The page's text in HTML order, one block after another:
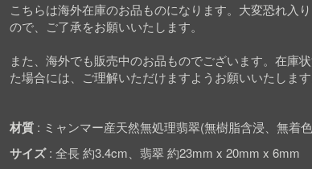
こちらは海外在庫のお品ものになります。大変恐れ入
ので、ご了承をお願いいたします。
また、海外でも販売中のお品ものでございます。在庫
た場合には、ご理解いただけますようお願いいたします
材質 ミャンマー産天然無処理翡翠(無樹脂含浸、無着
サイズ 全長 約3.4cm、翡翠 約23mm x 20mm x 6mm